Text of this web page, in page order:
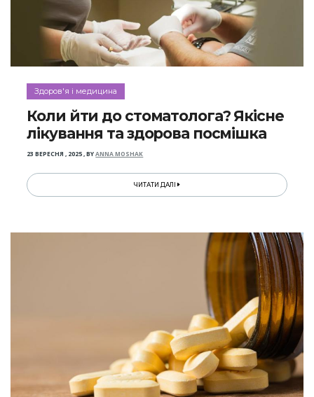
Здоров'я і медицина
Коли йти до стоматолога? Якісне
лікування та здорова посмішка
23 ВЕРЕСНЯ , 2025,BYANNA MOSHAK
ЧИТАТИ ДАЛІ